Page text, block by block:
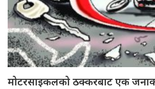
मोटरसाइकलको ठक्करबाट एक